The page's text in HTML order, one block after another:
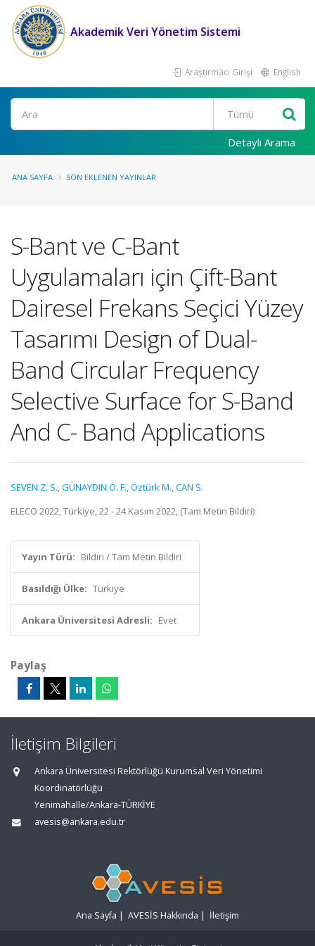
Akademik Veri Yönetim Sistemi
Araştırmacı Girişi English
Ara
Detaylı Arama
ANA SAYFA SON EKLENEN YAYINLAR
S-Bant ve C-Bant
Uygulamaları için Çift-Bant
Dairesel Frekans Seçici Yüzey
Tasarımı Design of Dual-
Band Circular Frequency
Selective Surface for S-Band
And C- Band Applications
SEVEN Z. S.,GÜNAYDIN Ö. F.,Öztürk M.,CAN S.
ELECO 2022, Türkiye, 22 - 24 Kasım 2022, (Tam Metin Bildiri)
Yayın Türü: Bildiri / Tam Metin Bildiri
Basıldığı Ülke: Türkiye
Ankara Üniversitesi Adresli: Evet
Paylaş
İletişim Bilgileri
Ankara Üniversitesi Rektörlüğü Kurumsal Veri Yönetimi
Koordinatörlüğü
Yenimahalle/Ankara-TÜRKİYE
avesis@ankara.edu.tr
Ana Sayfa | AVESİS Hakkında | İletişim